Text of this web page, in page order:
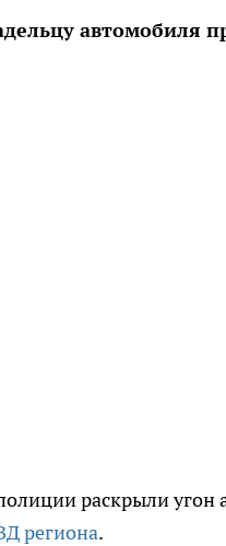
автомобиля
раскрыли угон
региона.